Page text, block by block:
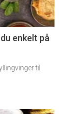
enkelt på
til